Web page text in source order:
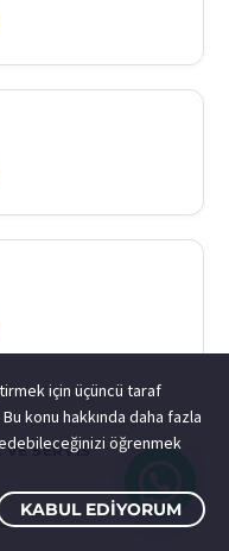
VE SERVIS
için üçüncü taraf
konu hakkında daha fazla
öğrenmek
KABUL EDIYORUM